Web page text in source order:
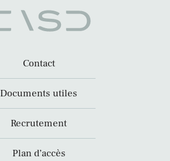
Contact
Documents utiles
Recrutement
Plan d’accès